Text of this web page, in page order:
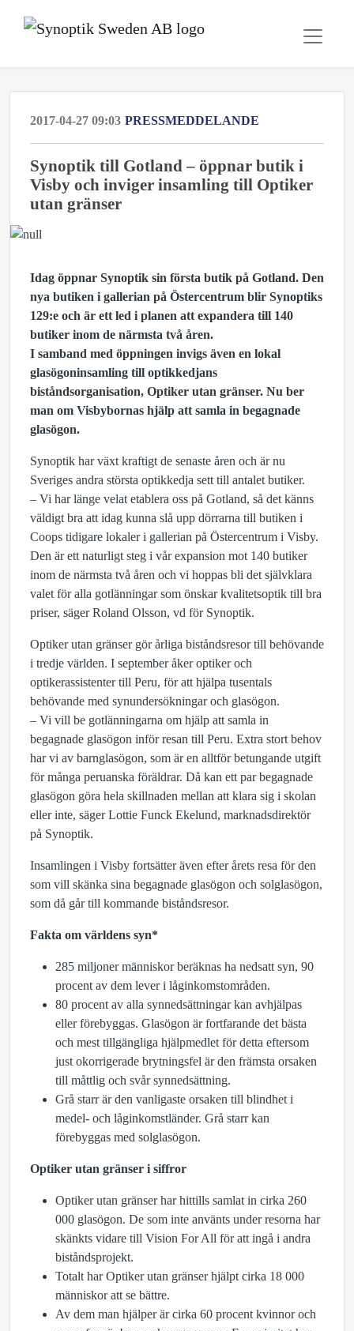
2017-04-27 09:03 PRESSMEDDELANDE
Synoptik till Gotland – öppnar butik i
Visby och inviger insamling till Optiker
utan gränser
Idag öppnar Synoptik sin första butik på Gotland. Den
nya butiken i gallerian på Östercentrum blir Synoptiks
129:e och är ett led i planen att expandera till 140
butiker inom de närmsta två åren.
I samband med öppningen invigs även en lokal
glasögoninsamling till optikkedjans
biståndsorganisation, Optiker utan gränser. Nu ber
man om Visbybornas hjälp att samla in begagnade
glasögon.
Synoptik har växt kraftigt de senaste åren och är nu
Sveriges andra största optikkedja sett till antalet butiker.
– Vi har länge velat etablera oss på Gotland, så det känns
väldigt bra att idag kunna slå upp dörrarna till butiken i
Coops tidigare lokaler i gallerian på Östercentrum i Visby.
Den är ett naturligt steg i vår expansion mot 140 butiker
inom de närmsta två åren och vi hoppas bli det självklara
valet för alla gotlänningar som önskar kvalitetsoptik till bra
priser, säger Roland Olsson, vd för Synoptik.
Optiker utan gränser gör årliga biståndsresor till behövande
i tredje världen. I september åker optiker och
optikerassistenter till Peru, för att hjälpa tusentals
behövande med synundersökningar och glasögon.
– Vi vill be gotlänningarna om hjälp att samla in
begagnade glasögon inför resan till Peru. Extra stort behov
har vi av barnglasögon, som är en alltför betungande utgift
för många peruanska föräldrar. Då kan ett par begagnade
glasögon göra hela skillnaden mellan att klara sig i skolan
eller inte, säger Lottie Funck Ekelund, marknadsdirektör
på Synoptik.
Insamlingen i Visby fortsätter även efter årets resa för den
som vill skänka sina begagnade glasögon och solglasögon,
som då går till kommande biståndsresor.
Fakta om världens syn*
285 miljoner människor beräknas ha nedsatt syn, 90
procent av dem lever i låginkomstområden.
80 procent av alla synnedsättningar kan avhjälpas
eller förebyggas. Glasögon är fortfarande det bästa
och mest tillgängliga hjälpmedlet för detta eftersom
just okorrigerade brytningsfel är den främsta orsaken
till måttlig och svår synnedsättning.
Grå starr är den vanligaste orsaken till blindhet i
medel- och låginkomstländer. Grå starr kan
förebyggas med solglasögon.
Optiker utan gränser i siffror
Optiker utan gränser har hittills samlat in cirka 260
000 glasögon. De som inte använts under resorna har
skänkts vidare till Vision For All för att ingå i andra
biståndsprojekt.
Totalt har Optiker utan gränser hjälpt cirka 18 000
människor att se bättre.
Av dem man hjälper är cirka 60 procent kvinnor och